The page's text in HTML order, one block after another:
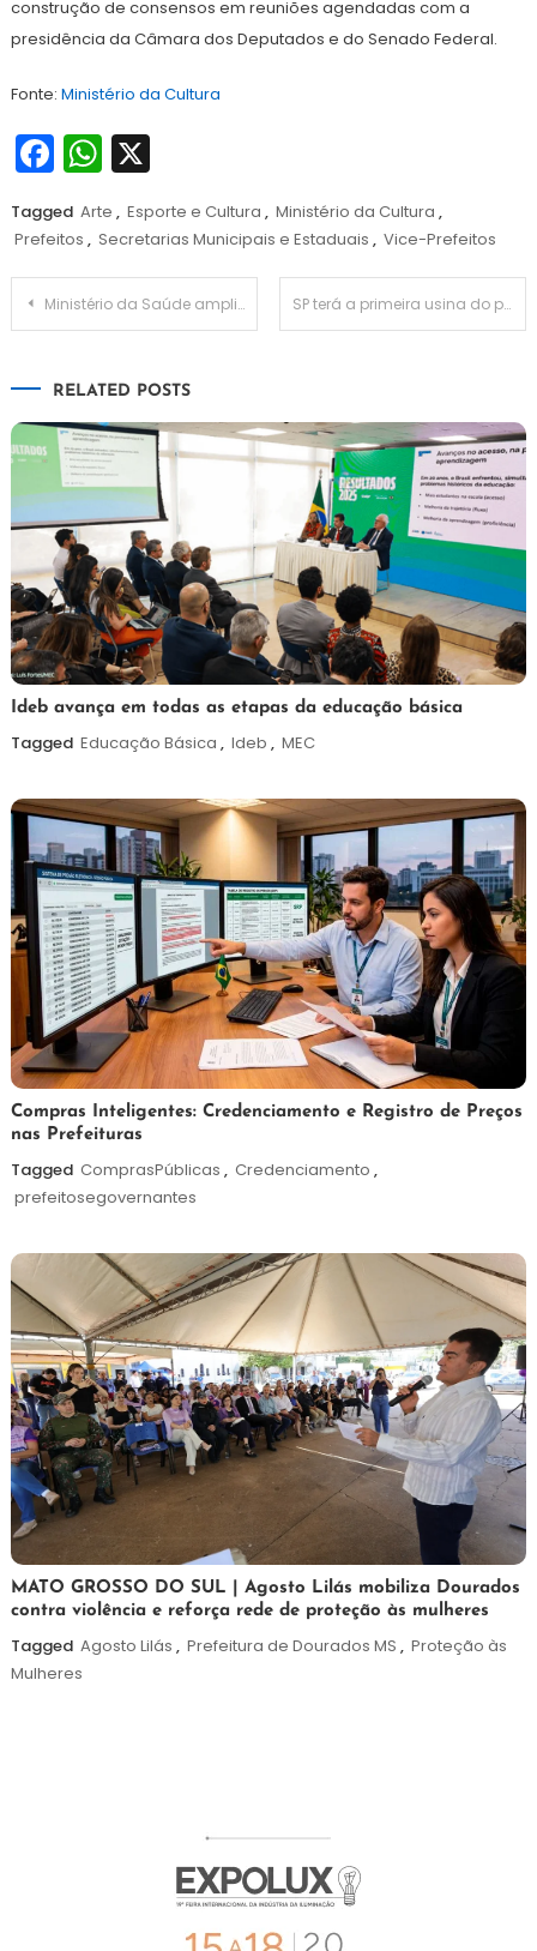
construção de consensos em reuniões agendadas com a
presidência da Câmara dos Deputados e do Senado Federal.
Fonte: Ministério da Cultura
Facebook
WhatsApp
X
Tagged Arte , Esporte e Cultura , Ministério da Cultura ,
Prefeitos , Secretarias Municipais e Estaduais , Vice-Prefeitos
Navegação
Ministério da Saúde amplia acordo nacional para destravar obras públicas e ativar unidades de saúde SP terá a primeira usina do país para capturar e armazenar carbono do etanol de cana
RELATED POSTS
6
de
agosto
2026
Maurilio
Ideb avança em todas as etapas da educação básica
Tagged Educação Básica , Ideb , MEC
6
de
agosto
de
2026
Redação
Compras Inteligentes: Credenciamento e Registro de Preços
nas Prefeituras
Tagged ComprasPúblicas , Credenciamento ,
prefeitosegovernantes
5
de
agosto
de
Maurilio
MATO GROSSO DO SUL | Agosto Lilás mobiliza Dourados
contra violência e reforça rede de proteção às mulheres
Tagged Agosto Lilás , Prefeitura de Dourados MS , Proteção às
Mulheres